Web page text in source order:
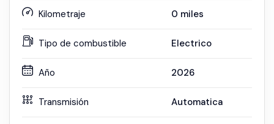
Kilometraje 0 miles
Tipo de combustible Electrico
Año 2026
Transmisión Automatica